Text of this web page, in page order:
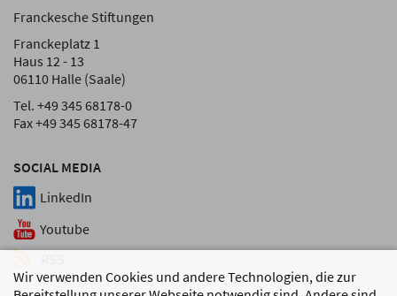
Wir verwenden Cookies und andere Technologien, die zur
SOCIAL MEDIA
LinkedIn
Youtube
Franckesche Stiftungen
Franckeplatz 1
Haus 12 - 13
06110 Halle (Saale)
Tel. +49 345 68178-0
Fax +49 345 68178-47